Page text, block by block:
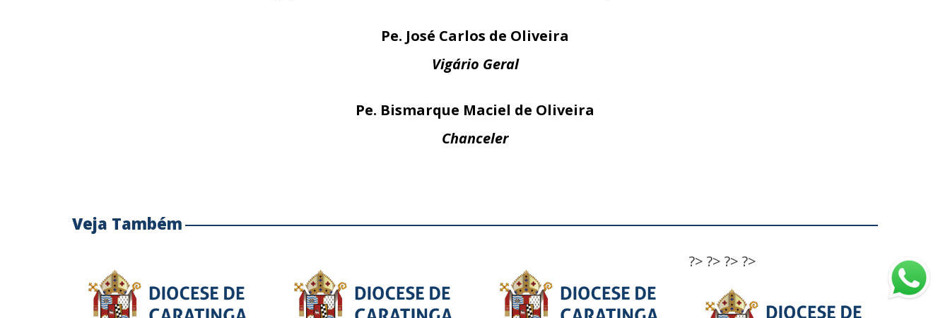
Pe. José Carlos de Oliveira
Vigário Geral
Pe. Bismarque Maciel de Oliveira
Chanceler
Veja Também
?> ?> ?> ?>